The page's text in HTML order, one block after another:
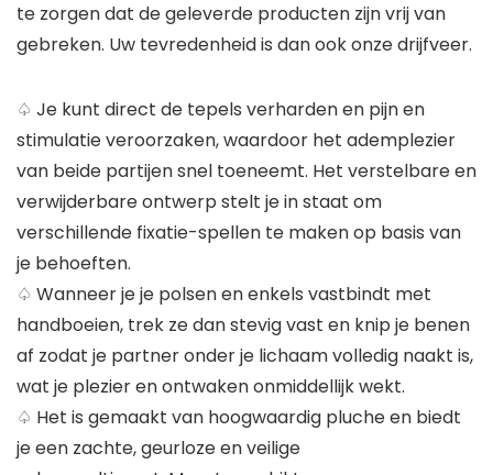
te zorgen dat de geleverde producten zijn vrij van
gebreken. Uw tevredenheid is dan ook onze drijfveer.
♤ Je kunt direct de tepels verharden en pijn en
stimulatie veroorzaken, waardoor het ademplezier
van beide partijen snel toeneemt. Het verstelbare en
verwijderbare ontwerp stelt je in staat om
verschillende fixatie-spellen te maken op basis van
je behoeften.
♤ Wanneer je je polsen en enkels vastbindt met
handboeien, trek ze dan stevig vast en knip je benen
af ​​zodat je partner onder je lichaam volledig naakt is,
wat je plezier en ontwaken onmiddellijk wekt.
♤ Het is gemaakt van hoogwaardig pluche en biedt
je een zachte, geurloze en veilige